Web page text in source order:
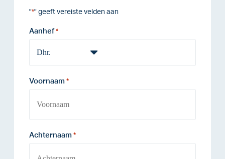
"*" geeft vereiste velden aan
Aanhef *
Voornaam *
Achternaam *